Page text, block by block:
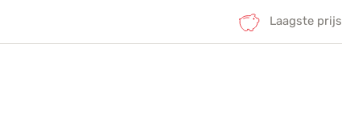
Laagste prijs